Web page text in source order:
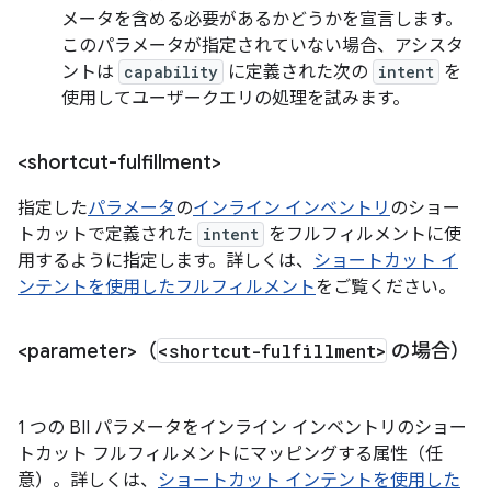
メータを含める必要があるかどうかを宣言します。
このパラメータが指定されていない場合、アシスタ
ントは capability に定義された次の intent を
使用してユーザークエリの処理を試みます。
<shortcut-fulfillment>
指定したパラメータのインライン インベントリ のショー
トカットで定義された intent をフルフィルメントに使
用するように指定します。詳しくは、 ショートカット イ
ンテントを使用したフルフィルメントをご覧ください。
<parameter>（<shortcut-fulfillment> の場合）
1 つの BII パラメータをインライン インベントリのショー
トカット フルフィルメントにマッピングする属性（任
意）。詳しくは、 ショートカット インテントを使用した